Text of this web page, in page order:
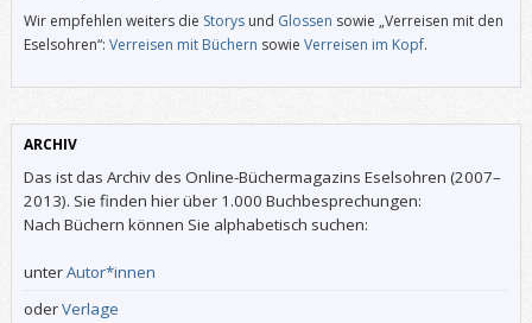
Wir empfehlen weiters die Storysund Glossen sowie „Verreisen mit den
Eselsohren“: Verreisen mit Büchern sowie Verreisen im Kopf.
ARCHIV
Das ist das Archiv des Online-Büchermagazins Eselsohren (2007–
2013). Sie finden hier über 1.000 Buchbesprechungen:
Nach Büchern können Sie alphabetisch suchen:
unterAutor*innen
oderVerlage